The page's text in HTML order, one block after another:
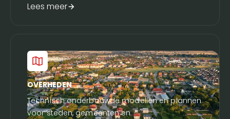
Lees meer
OVERHEDEN
Technisch onderbouwde modellen en plannen
voor steden, gemeenten en